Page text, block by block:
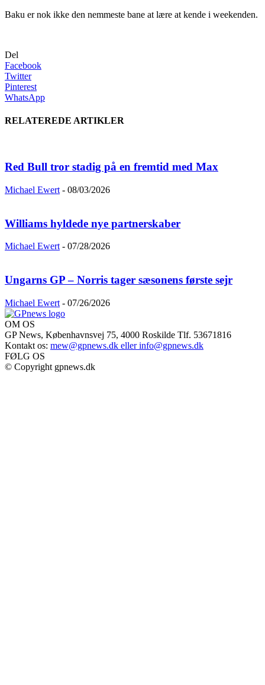
Baku er nok ikke den nemmeste bane at lære at kende i weekenden.
Del
Facebook
Twitter
Pinterest
WhatsApp
RELATEREDE ARTIKLER
Red Bull tror stadig på en fremtid med Max
Michael Ewert - 08/03/2026
Williams hyldede nye partnerskaber
Michael Ewert - 07/28/2026
Ungarns GP – Norris tager sæsonens første sejr
Michael Ewert - 07/26/2026
OM OS
GP News, Københavnsvej 75, 4000 Roskilde Tlf. 53671816
Kontakt os: mew@gpnews.dk eller info@gpnews.dk
FØLG OS
© Copyright gpnews.dk